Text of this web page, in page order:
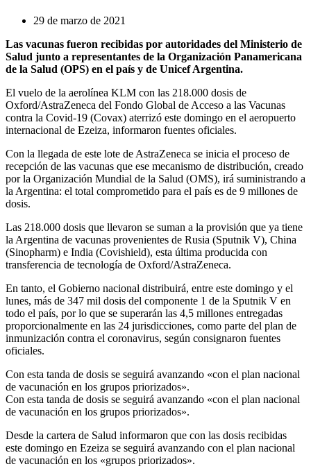
29 de marzo de 2021
Las vacunas fueron recibidas por autoridades del Ministerio de
Salud junto a representantes de la Organización Panamericana
de la Salud (OPS) en el país y de Unicef Argentina.
El vuelo de la aerolínea KLM con las 218.000 dosis de
Oxford/AstraZeneca del Fondo Global de Acceso a las Vacunas
contra la Covid-19 (Covax) aterrizó este domingo en el aeropuerto
internacional de Ezeiza, informaron fuentes oficiales.
Con la llegada de este lote de AstraZeneca se inicia el proceso de
recepción de las vacunas que ese mecanismo de distribución, creado
por la Organización Mundial de la Salud (OMS), irá suministrando a
la Argentina: el total comprometido para el país es de 9 millones de
dosis.
Las 218.000 dosis que llevaron se suman a la provisión que ya tiene
la Argentina de vacunas provenientes de Rusia (Sputnik V), China
(Sinopharm) e India (Covishield), esta última producida con
transferencia de tecnología de Oxford/AstraZeneca.
En tanto, el Gobierno nacional distribuirá, entre este domingo y el
lunes, más de 347 mil dosis del componente 1 de la Sputnik V en
todo el país, por lo que se superarán las 4,5 millones entregadas
proporcionalmente en las 24 jurisdicciones, como parte del plan de
inmunización contra el coronavirus, según consignaron fuentes
oficiales.
Con esta tanda de dosis se seguirá avanzando «con el plan nacional
de vacunación en los grupos priorizados».
Con esta tanda de dosis se seguirá avanzando «con el plan nacional
de vacunación en los grupos priorizados».
Desde la cartera de Salud informaron que con las dosis recibidas
este domingo en Ezeiza se seguirá avanzando con el plan nacional
de vacunación en los «grupos priorizados».